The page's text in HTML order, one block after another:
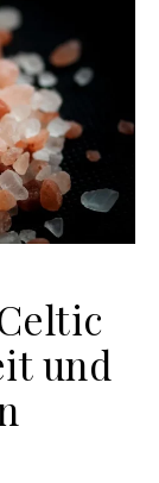
und